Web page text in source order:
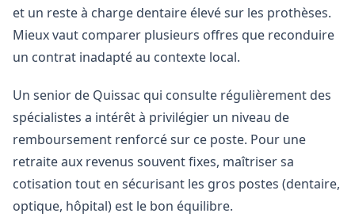
et un reste à charge dentaire élevé sur les prothèses.
Mieux vaut comparer plusieurs offres que reconduire
un contrat inadapté au contexte local.
Un senior de Quissac qui consulte régulièrement des
spécialistes a intérêt à privilégier un niveau de
remboursement renforcé sur ce poste. Pour une
retraite aux revenus souvent fixes, maîtriser sa
cotisation tout en sécurisant les gros postes (dentaire,
optique, hôpital) est le bon équilibre.